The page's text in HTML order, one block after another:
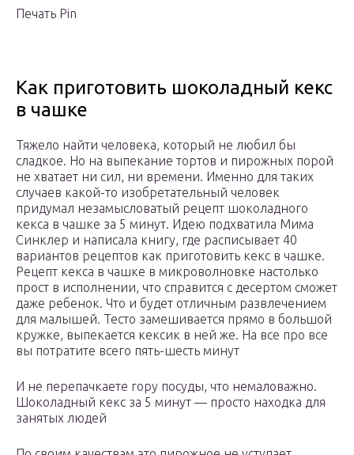
Печать Pin
Как приготовить шоколадный кекс
в чашке
Тяжело найти человека, который не любил бы
сладкое. Но на выпекание тортов и пирожных порой
не хватает ни сил, ни времени. Именно для таких
случаев какой-то изобретательный человек
придумал незамысловатый рецепт шоколадного
кекса в чашке за 5 минут. Идею подхватила Мима
Синклер и написала книгу, где расписывает 40
вариантов рецептов как приготовить кекс в чашке.
Рецепт кекса в чашке в микроволновке настолько
прост в исполнении, что справится с десертом сможет
даже ребенок. Что и будет отличным развлечением
для малышей. Тесто замешивается прямо в большой
кружке, выпекается кексик в ней же. На все про все
вы потратите всего пять-шесть минут
И не перепачкаете гору посуды, что немаловажно.
Шоколадный кекс за 5 минут — просто находка для
занятых людей